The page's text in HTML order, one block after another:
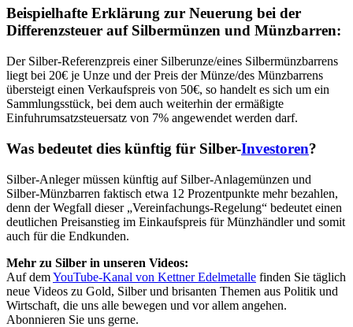
Beispielhafte Erklärung zur Neuerung bei der
Differenzsteuer auf Silbermünzen und Münzbarren:
Der Silber-Referenzpreis einer Silberunze/eines Silbermünzbarrens
liegt bei 20€ je Unze und der Preis der Münze/des Münzbarrens
übersteigt einen Verkaufspreis von 50€, so handelt es sich um ein
Sammlungsstück, bei dem auch weiterhin der ermäßigte
Einfuhrumsatzsteuersatz von 7% angewendet werden darf.
Was bedeutet dies künftig für Silber-Investoren?
Silber-Anleger müssen künftig auf Silber-Anlagemünzen und
Silber-Münzbarren faktisch etwa 12 Prozentpunkte mehr bezahlen,
denn der Wegfall dieser „Vereinfachungs-Regelung“ bedeutet einen
deutlichen Preisanstieg im Einkaufspreis für Münzhändler und somit
auch für die Endkunden.
Mehr zu Silber in unseren Videos:
Auf demYouTube-Kanal von Kettner Edelmetalle finden Sie täglich
neue Videos zu Gold, Silber und brisanten Themen aus Politik und
Wirtschaft, die uns alle bewegen und vor allem angehen.
Abonnieren Sie uns gerne.